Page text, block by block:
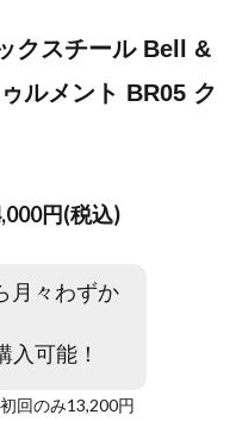
クスチール Bell &
ルメント BR05 ク
円(税込)
月々わずか
入可能！
回のみ13,200円